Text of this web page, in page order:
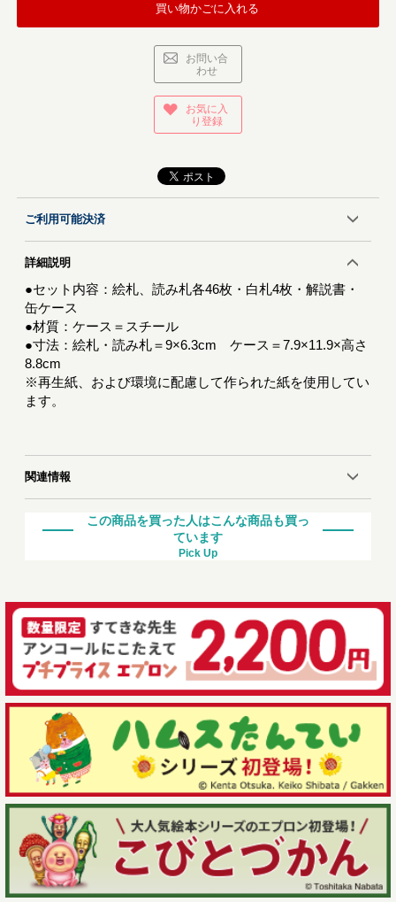
買い物かごに入れる
お問い合
わせ
お気に入
り登録
ご利用可能決済
詳細説明
●セット内容：絵札、読み札各46枚・白札4枚・解説書・
缶ケース
●材質：ケース＝スチール
●寸法：絵札・読み札＝9×6.3cm ケース＝7.9×11.9×高さ
8.8cm
※再生紙、および環境に配慮して作られた紙を使用してい
ます。
関連情報
この商品を買った人はこんな商品も買っ
ています
Pick Up